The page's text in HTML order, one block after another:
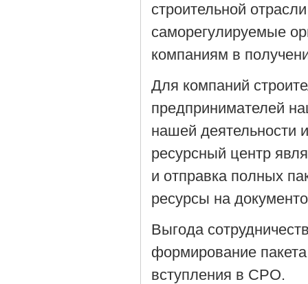
строительной
саморегулируемые
компаниям в
Для компаний
предпринимателей
нашей деятельности
ресурсный центр
и отправка полных
ресурсы на
Выгода
формирование
вступления в СРО.